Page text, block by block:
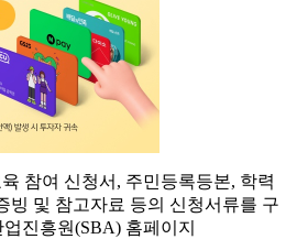
참여 신청서, 주민등록등본, 학력
빙 및 참고자료 등의 신청서류를 구
진흥원(SBA) 홈페이지